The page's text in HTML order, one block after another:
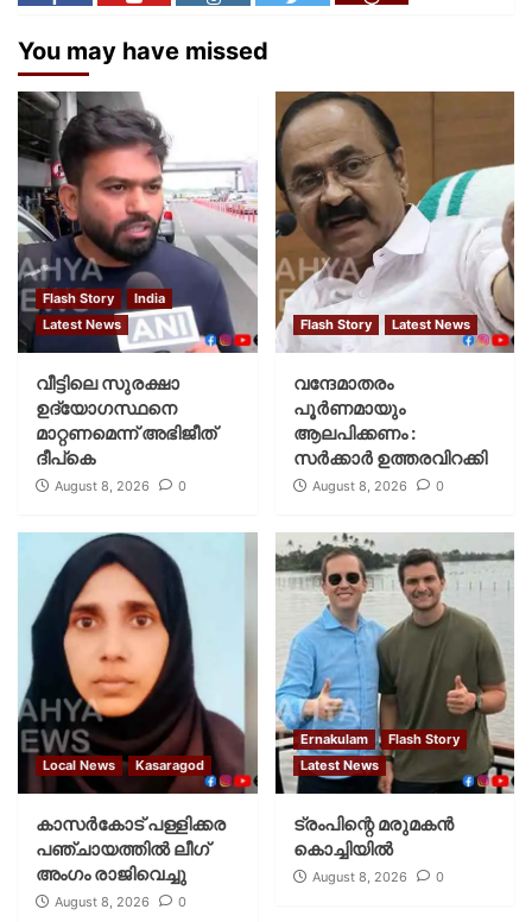
You may have missed
Flash Story
India
Latest News
വീട്ടിലെ സുരക്ഷാ
ഉദ്യോഗസ്ഥനെ
മാറ്റണമെന്ന് അഭിജീത്
ദീപ്‌കെ
August 8, 2026 0
Flash Story Latest News
വന്ദേമാതരം
പൂര്‍ണമായും
ആലപിക്കണം :
സര്‍ക്കാര്‍ ഉത്തരവിറക്കി
August 8, 2026 0
Local News Kasaragod
കാസര്‍കോട് പള്ളിക്കര
പഞ്ചായത്തില്‍ ലീഗ്
അംഗം രാജിവെച്ചു
August 8, 2026 0
Ernakulam
Flash Story
Latest News
ട്രംപിന്റെ മരുമകന്‍
കൊച്ചിയില്‍
August 8, 2026 0